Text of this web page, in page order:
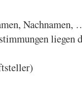
liegen